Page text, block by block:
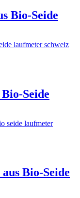
Bio-Seide
Seide
Bio-Seide